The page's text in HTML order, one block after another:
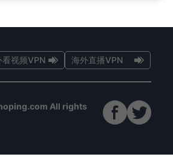
看视频VPN 海外直播VPN
All rights